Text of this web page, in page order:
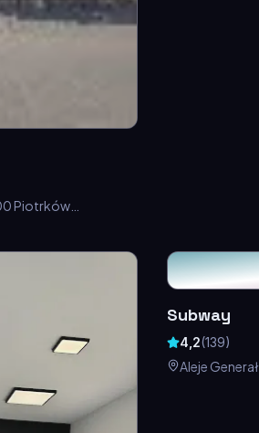
Piotrków
Subway
4,2(139)
Aleje